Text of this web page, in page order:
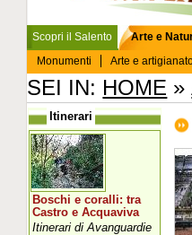
Scopri il Salento
Arte e
Monumenti
Arte e
SEI IN: HOME »
Itinerari
Boschi e coralli: tra
Castro e Acquaviva
Itinerari di Avanguardie